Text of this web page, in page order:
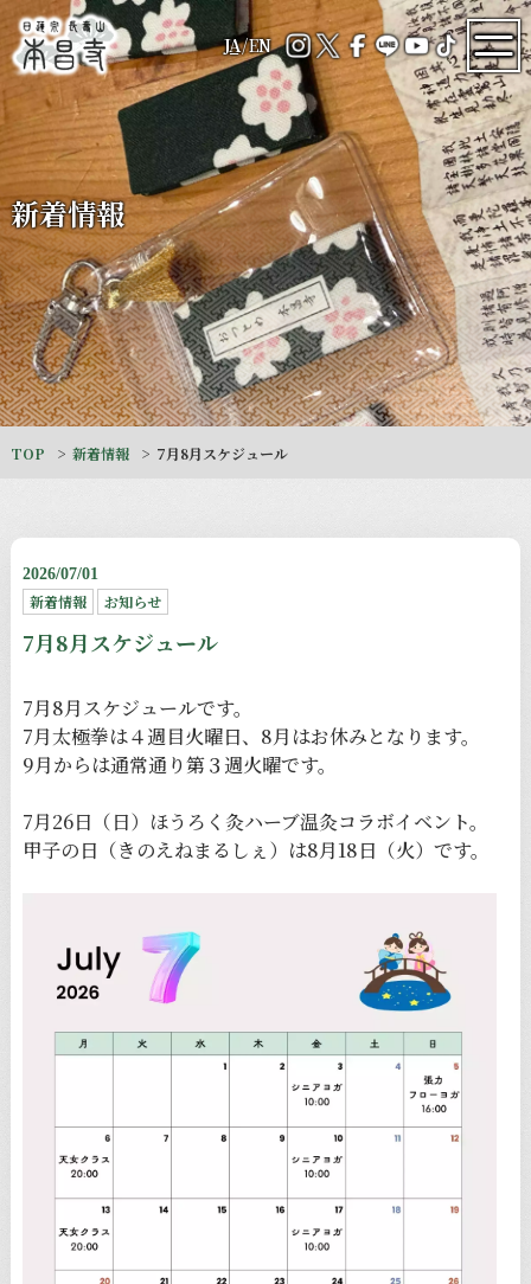
JA/EN
新着情報
TOP 新着情報 7月8月スケジュール
2026/07/01
新着情報 お知らせ
7月8月スケジュール
7月8月スケジュールです。
7月太極拳は４週目火曜日、8月はお休みとなります。
9月からは通常通り第３週火曜です。
7月26日（日）ほうろく灸ハーブ温灸コラボイベント。
甲子の日（きのえねまるしぇ）は8月18日（火）です。